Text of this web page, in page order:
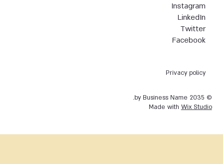
Privacy policy
© 2035 by Business Name.
Made with Wix Studio
Instagram
LinkedIn
Twitter
Facebook